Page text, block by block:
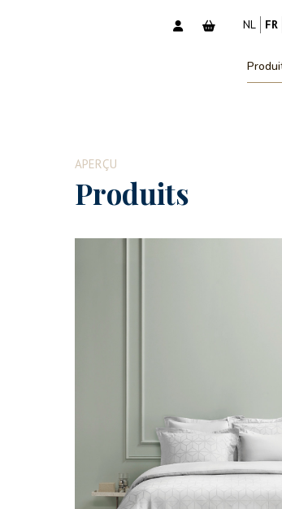
NL FR
APERÇU
Produits